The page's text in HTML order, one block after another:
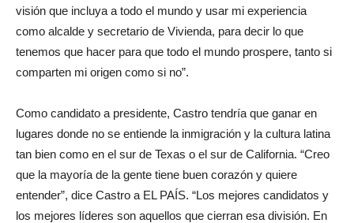
visión que incluya a todo el mundo y usar mi experiencia
como alcalde y secretario de Vivienda, para decir lo que
tenemos que hacer para que todo el mundo prospere, tanto si
comparten mi origen como si no”.
Como candidato a presidente, Castro tendría que ganar en
lugares donde no se entiende la inmigración y la cultura latina
tan bien como en el sur de Texas o el sur de California. “Creo
que la mayoría de la gente tiene buen corazón y quiere
entender”, dice Castro a EL PAÍS. “Los mejores candidatos y
los mejores líderes son aquellos que cierran esa división. En